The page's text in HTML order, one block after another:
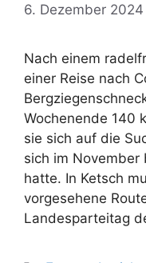
6. Dezember 2024
Nach einem
einer Reise nach
Wochenende 140
sie sich auf die
sich im
hatte. In Ketsch
vorgesehene
Landesparteitag